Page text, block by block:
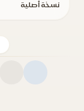
نسخة أصلية